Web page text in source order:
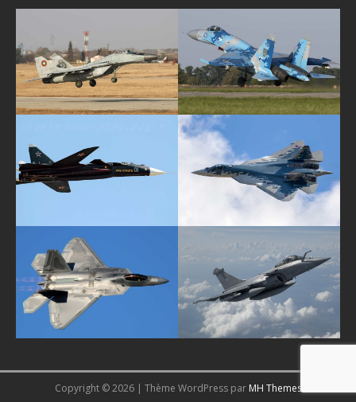
Copyright © 2026 | Thème WordPress par MH Themes